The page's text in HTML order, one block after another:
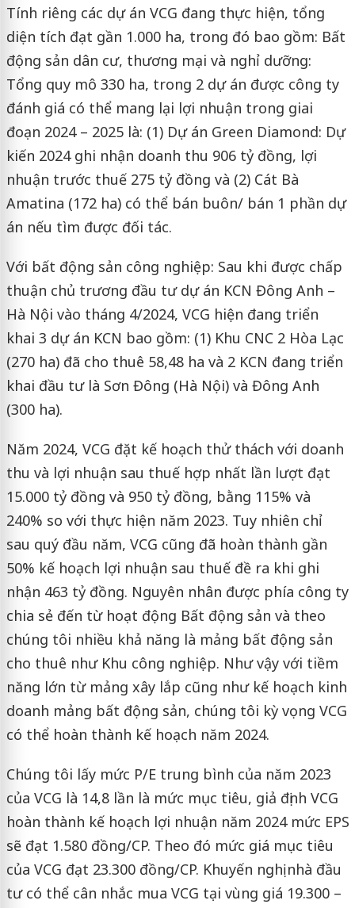
Tính riêng các dự án VCG đang thực hiện, tổng
diện tích đạt gần 1.000 ha, trong đó bao gồm: Bất
động sản dân cư, thương mại và nghỉ dưỡng:
Tổng quy mô 330 ha, trong 2 dự án được công ty
đánh giá có thể mang lại lợi nhuận trong giai
đoạn 2024 – 2025 là: (1) Dự án Green Diamond: Dự
kiến 2024 ghi nhận doanh thu 906 tỷ đồng, lợi
nhuận trước thuế 275 tỷ đồng và (2) Cát Bà
Amatina (172 ha) có thể bán buôn/ bán 1 phần dự
án nếu tìm được đối tác.
Với bất động sản công nghiệp: Sau khi được chấp
thuận chủ trương đầu tư dự án KCN Đông Anh –
Hà Nội vào tháng 4/2024, VCG hiện đang triển
khai 3 dự án KCN bao gồm: (1) Khu CNC 2 Hòa Lạc
(270 ha) đã cho thuê 58,48 ha và 2 KCN đang triển
khai đầu tư là Sơn Đông (Hà Nội) và Đông Anh
(300 ha).
Năm 2024, VCG đặt kế hoạch thử thách với doanh
thu và lợi nhuận sau thuế hợp nhất lần lượt đạt
15.000 tỷ đồng và 950 tỷ đồng, bằng 115% và
240% so với thực hiện năm 2023. Tuy nhiên chỉ
sau quý đầu năm, VCG cũng đã hoàn thành gần
50% kế hoạch lợi nhuận sau thuế đề ra khi ghi
nhận 463 tỷ đồng. Nguyên nhân được phía công ty
chia sẻ đến từ hoạt động Bất động sản và theo
chúng tôi nhiều khả năng là mảng bất động sản
cho thuê như Khu công nghiệp. Như vậy với tiềm
năng lớn từ mảng xây lắp cũng như kế hoạch kinh
doanh mảng bất động sản, chúng tôi kỳ vọng VCG
có thể hoàn thành kế hoạch năm 2024.
Chúng tôi lấy mức P/E trung bình của năm 2023
của VCG là 14,8 lần là mức mục tiêu, giả định VCG
hoàn thành kế hoạch lợi nhuận năm 2024 mức EPS
sẽ đạt 1.580 đồng/CP. Theo đó mức giá mục tiêu
của VCG đạt 23.300 đồng/CP. Khuyến nghị nhà đầu
tư có thể cân nhắc mua VCG tại vùng giá 19.300 –